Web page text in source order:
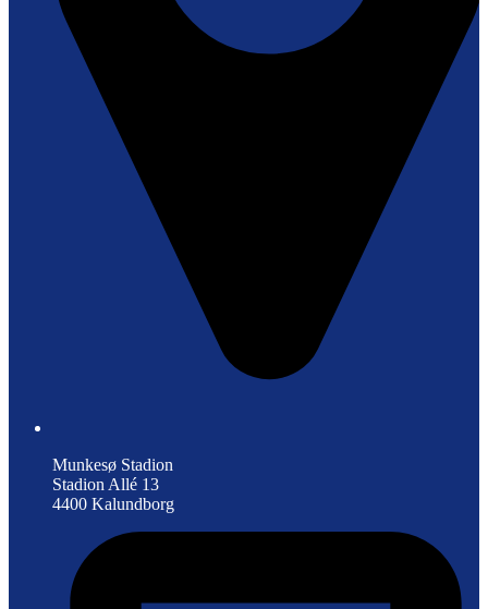
Munkesø Stadion
Stadion Allé 13
4400 Kalundborg